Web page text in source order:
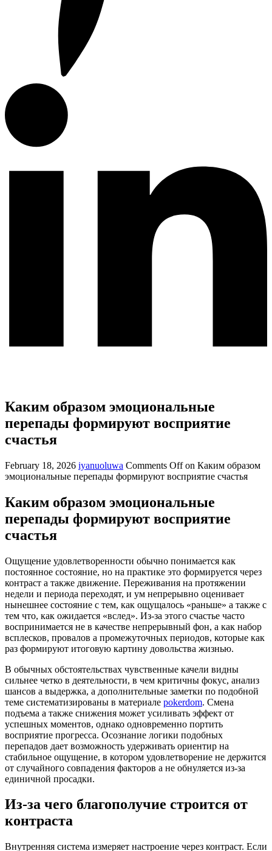
Каким образом эмоциональные
перепады формируют восприятие
счастья
February 18, 2026 iyanuoluwa Comments Offon Каким образом
эмоциональные перепады формируют восприятие счастья
Каким образом эмоциональные
перепады формируют восприятие
счастья
Ощущение удовлетворенности обычно понимается как
постоянное состояние, но на практике это формируется через
контраст а также движение. Переживания на протяжении
недели и периода переходят, и ум непрерывно оценивает
нынешнее состояние с тем, как ощущалось «раньше» а также с
тем что, как ожидается «вслед». Из-за этого счастье часто
воспринимается не в качестве непрерывный фон, а как набор
всплесков, провалов а промежуточных периодов, которые как
раз формируют итоговую картину довольства жизнью.
В обычных обстоятельствах чувственные качели видны
сильнее четко в деятельности, в чем критичны фокус, анализ
шансов а выдержка, а дополнительные заметки по подобной
теме систематизированы в материале pokerdom. Смена
подъема а также снижения может усиливать эффект от
успешных моментов, однако одновременно портить
восприятие прогресса. Осознание логики подобных
перепадов дает возможность удерживать ориентир на
стабильное ощущение, в котором удовлетворение не держится
от случайного совпадения факторов а не обнуляется из-за
единичной просадки.
Из-за чего благополучие строится от
контраста
Внутренняя система измеряет настроение через контраст. Если